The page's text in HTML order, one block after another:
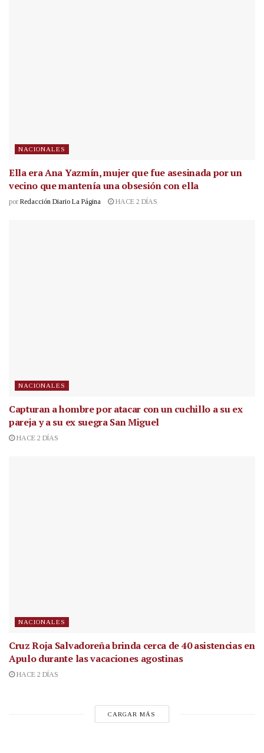
NACIONALES
Ella era Ana Yazmín, mujer que fue asesinada por un
vecino que mantenía una obsesión con ella
por Redacción Diario La Página HACE 2 DÍAS
NACIONALES
Capturan a hombre por atacar con un cuchillo a su ex
pareja y a su ex suegra San Miguel
HACE 2 DÍAS
NACIONALES
Cruz Roja Salvadoreña brinda cerca de 40 asistencias en
Apulo durante las vacaciones agostinas
HACE 2 DÍAS
CARGAR MÁS